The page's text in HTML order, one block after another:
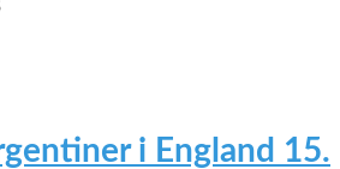
i England 15.